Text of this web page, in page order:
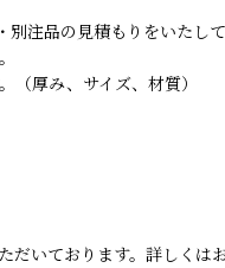
注品の見積もりをいたして
厚み、サイズ、材質）
いております。詳しくは